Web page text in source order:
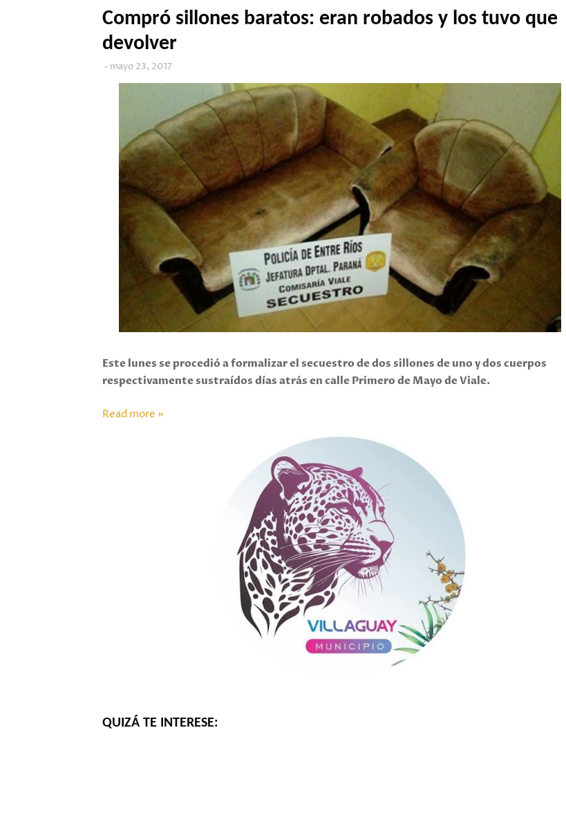
Compró sillones baratos: eran robados y los tuvo que
devolver
mayo 23, 2017
Este lunes se procedió a formalizar el secuestro de dos sillones de uno y dos cuerpos
respectivamente sustraídos días atrás en calle Primero de Mayo de Viale.
Read more »
QUIZÁ TE INTERESE: